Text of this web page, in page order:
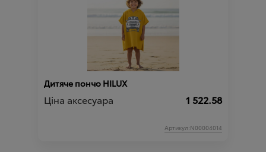
Дитяче пончо HILUX
Ціна аксесуара 1 522.58
Артикул:N00004014